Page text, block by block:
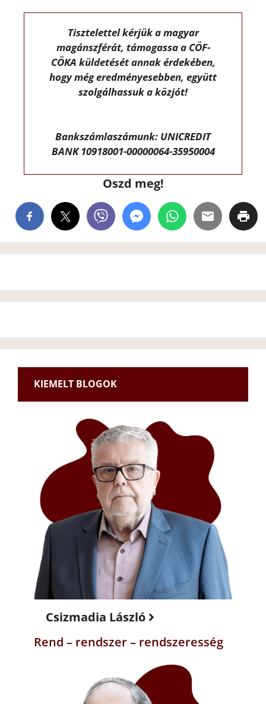
Tisztelettel kérjük a magyar
magánszférát, támogassa a CÖF-
CÖKA küldetését annak érdekében,
hogy még eredményesebben, együtt
szolgálhassuk a közjót!
Bankszámlaszámunk: UNICREDIT
BANK 10918001-00000064-35950004
Oszd meg!
KIEMELT BLOGOK
Csizmadia László
Rend – rendszer – rendszeresség